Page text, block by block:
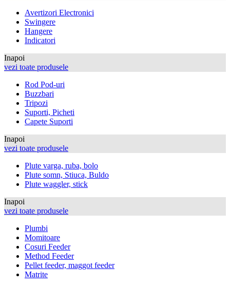
Avertizori Electronici
Swingere
Hangere
Indicatori
Inapoi
vezi toate produsele
Rod Pod-uri
Buzzbari
Tripozi
Suporti, Picheti
Capete Suporti
Inapoi
vezi toate produsele
Plute varga, ruba, bolo
Plute somn, Stiuca, Buldo
Plute waggler, stick
Inapoi
vezi toate produsele
Plumbi
Momitoare
Cosuri Feeder
Method Feeder
Pellet feeder, maggot feeder
Matrite